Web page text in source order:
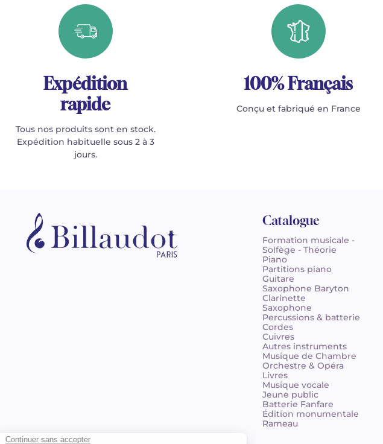
Expédition
rapide
Tous nos produits sont en stock.
Expédition habituelle sous 2 à 3
jours.
100% Français
Conçu et fabriqué en France
Catalogue
Formation musicale -
Solfège - Théorie
Piano
Partitions piano
Guitare
Saxophone Baryton
Clarinette
Saxophone
Percussions & batterie
Cordes
Cuivres
Autres instruments
Musique de Chambre
Orchestre & Opéra
Livres
Musique vocale
Jeune public
Batterie Fanfare
Édition monumentale
Rameau